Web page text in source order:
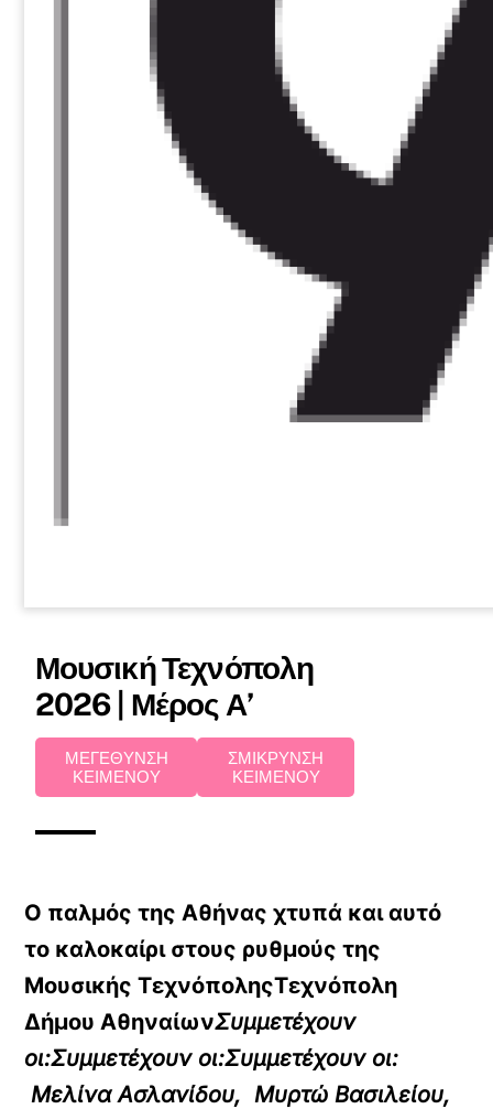
Μουσική Τεχνόπολη
2026 | Μέρος Α’
ΜΕΓΕΘΥΝΣΗ
ΚΕΙΜΕΝΟΥ
ΣΜΙΚΡΥΝΣΗ
ΚΕΙΜΕΝΟΥ
Ο παλμός της Αθήνας χτυπά και αυτό
το καλοκαίρι στους ρυθμούς της
Μουσικής ΤεχνόποληςΤεχνόπολη
Δήμου ΑθηναίωνΣυμμετέχουν
οι:Συμμετέχουν οι:Συμμετέχουν οι:
Μελίνα Ασλανίδου, Μυρτώ Βασιλείου,